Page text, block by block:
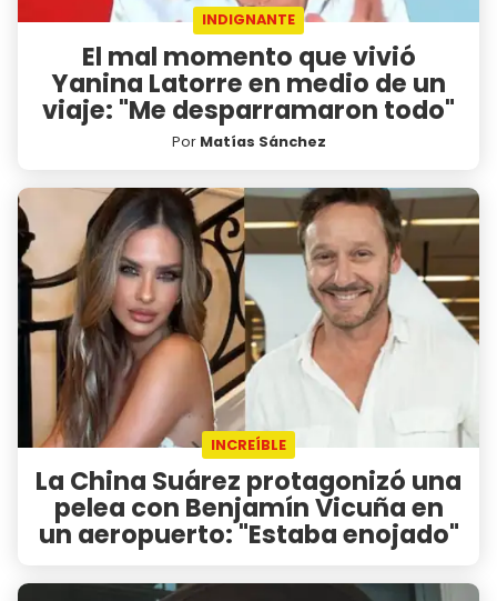
INDIGNANTE
El mal momento que vivió
Yanina Latorre en medio de un
viaje: "Me desparramaron todo"
Por Matías Sánchez
INCREÍBLE
La China Suárez protagonizó una
pelea con Benjamín Vicuña en
un aeropuerto: "Estaba enojado"